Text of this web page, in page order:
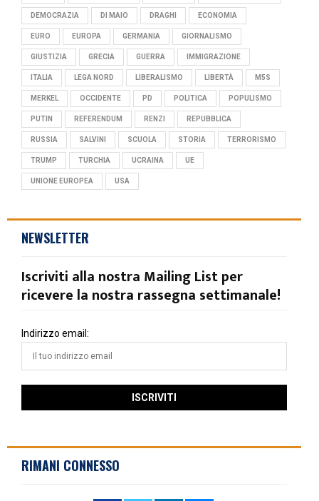
DEMOCRAZIA DI MAIO DRAGHI ECONOMIA
EURO EUROPA GERMANIA GIORNALISMO
GIUSTIZIA GRECIA GUERRA IMMIGRAZIONE
ITALIA LEGA NORD LIBERALISMO LIBERTÀ M5S
MERKEL OCCIDENTE PD POLITICA POPULISMO
PUTIN REFERENDUM RENZI REPUBBLICA
RUSSIA SALVINI SCUOLA STORIA TERRORISMO
TRUMP TURCHIA UCRAINA UE
UNIONE EUROPEA USA
NEWSLETTER
Iscriviti alla nostra Mailing List per
ricevere la nostra rassegna settimanale!
Indirizzo email:
RIMANI CONNESSO